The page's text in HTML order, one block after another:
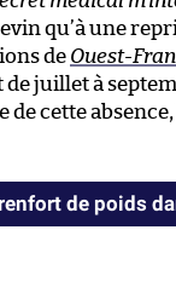
qu’à une
de Ouest-
juillet à
de cette
de poids